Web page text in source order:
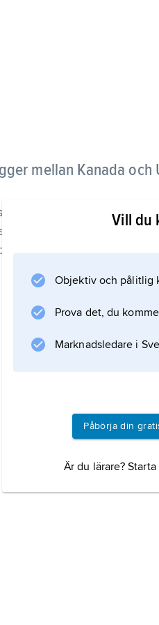
mellan Kanada och
och den hänger ihop
varje dag. Den östra
vintern är den täckt av is.
Vill du
Objektiv och pålitlig
Prova det, du
Marknadsledare i
Påbörja din
Är du lärare?